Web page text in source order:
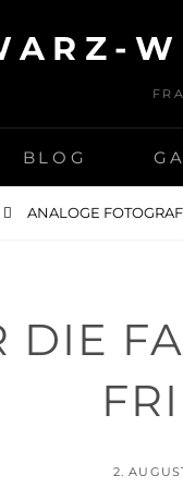
BLOG
ANALOGE
DIE
POSTED
2.